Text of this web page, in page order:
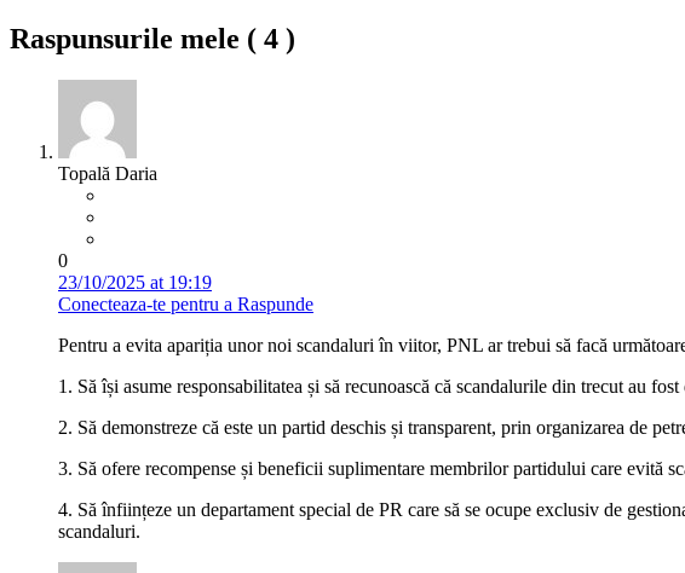
Raspunsurile mele ( 4 )
Topală Daria
0
23/10/2025 at 19:19
Conecteaza-te pentru a Raspunde
Pentru a evita apariția unor noi scandaluri în viitor, PNL ar trebui să facă
1. Să își asume responsabilitatea și să recunoască că scandalurile din trecut au
2. Să demonstreze că este un partid deschis și transparent, prin organizarea de
3. Să ofere recompense și beneficii suplimentare membrilor partidului care evită
4. Să înființeze un departament special de PR care să se ocupe exclusiv de
scandaluri.